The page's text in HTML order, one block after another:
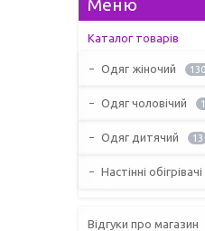
Каталог товарів
Одяг жіночий
Одяг чоловічий
Одяг дитячий 13
Настінні
Відгуки про магазин